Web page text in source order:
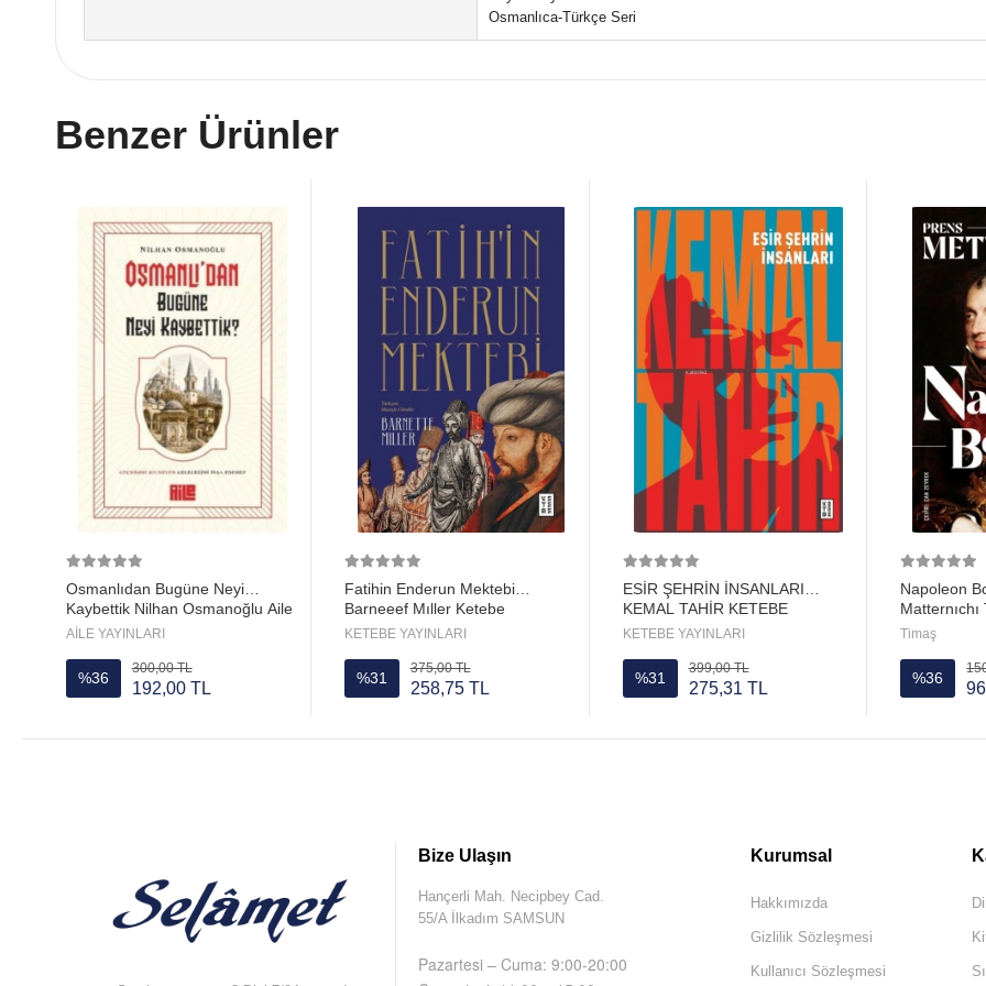
Osmanlıca-Türkçe Seri
Benzer Ürünler
Osmanlıdan Bugüne Neyi
Kaybettik Nilhan Osmanoğlu Aile
yayın
AİLE YAYINLARI
%36
300,00 TL
192,00 TL
Fatihin Enderun Mektebi
Barneeef Mıller Ketebe
KETEBE YAYINLARI
%31
375,00 TL
258,75 TL
ESİR ŞEHRİN İNSANLARI
KEMAL TAHİR KETEBE
KETEBE YAYINLARI
%31
399,00 TL
275,31 TL
Napoleon
Matternıchı
Timaş
%36
Bize Ulaşın
Hançerli Mah. Necipbey Cad.
55/A İlkadım SAMSUN
Pazartesi – Cuma: 9:00-20:00
Kurumsal
Hakkımızda
Gizlilik Sözleşmesi
Kullanıcı Sözleşmesi